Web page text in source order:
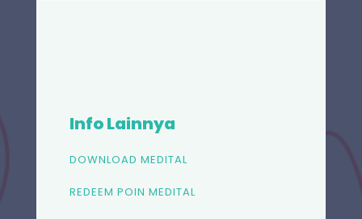
Info Lainnya
DOWNLOAD MEDITAL
REDEEM POIN MEDITAL